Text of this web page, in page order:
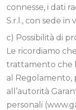
connesse, i dati
S.r.l., con sede in
c) Possibilità di
Le ricordiamo
trattamento che
al
all’autorità
personali